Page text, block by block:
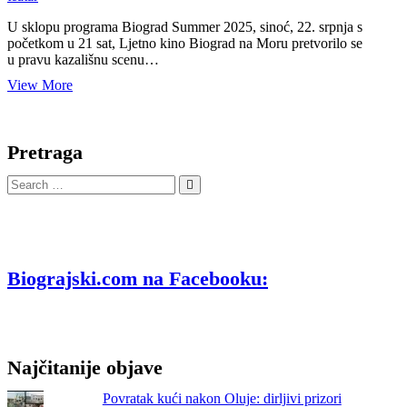
U sklopu programa Biograd Summer 2025, sinoć, 22. srpnja s
početkom u 21 sat, Ljetno kino Biograd na Moru pretvorilo se
u pravu kazališnu scenu…
View More
kinu
Biograd
Moru
Pretraga
Search
…
Biograjski.com na Facebooku:
Najčitanije objave
Povratak kući nakon Oluje: dirljivi prizori